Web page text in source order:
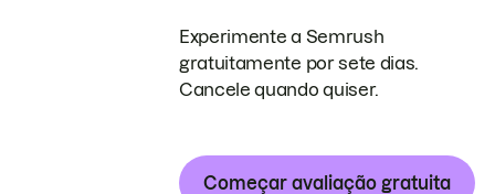
Experimente a Semrush
gratuitamente por sete dias.
Cancele quando quiser.
Começar avaliação gratuita